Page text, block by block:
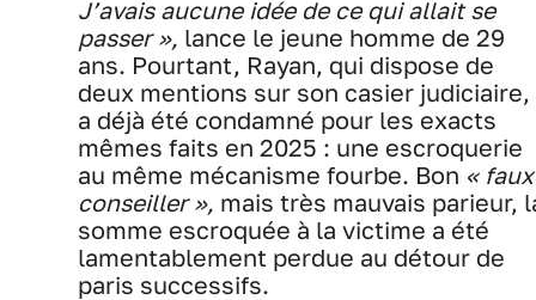
J’avais aucune idée de ce qui allait se
passer », lance le jeune homme de 29
ans. Pourtant, Rayan, qui dispose de
deux mentions sur son casier judiciaire,
a déjà été condamné pour les exacts
mêmes faits en 2025 : une escroquerie
au même mécanisme fourbe. Bon « faux
conseiller », mais très mauvais parieur,
somme escroquée à la victime a été
lamentablement perdue au détour de
paris successifs.